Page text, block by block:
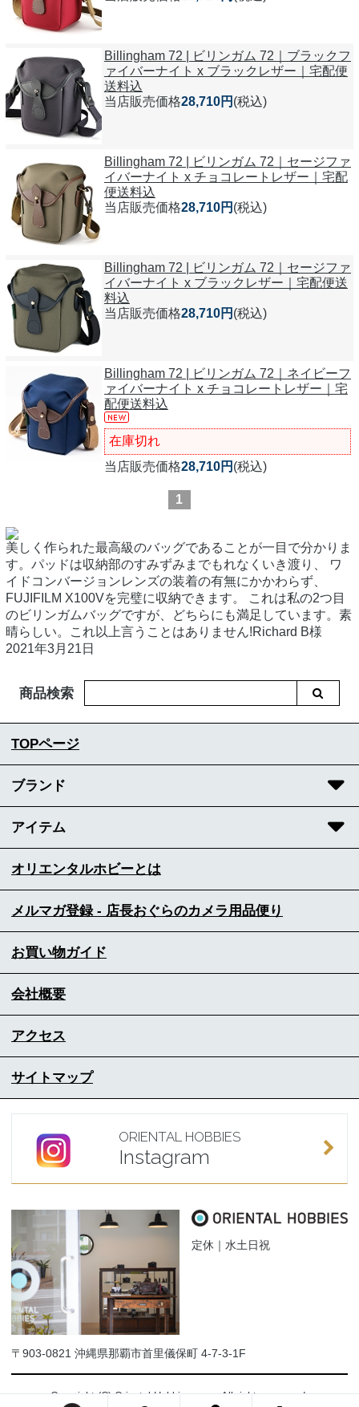
Billingham 72 | ビリンガム 72｜ブラックフ
ァイバーナイト x ブラックレザー｜宅配便
送料込
当店販売価格28,710円 (税込)
Billingham 72 | ビリンガム 72｜セージファ
イバーナイト x チョコレートレザー｜宅配
便送料込
当店販売価格28,710円 (税込)
Billingham 72 | ビリンガム 72｜セージファ
イバーナイト x ブラックレザー｜宅配便送
料込
当店販売価格28,710円 (税込)
Billingham 72 | ビリンガム 72｜ネイビーフ
ァイバーナイト x チョコレートレザー｜宅
配便送料込
在庫切れ
当店販売価格28,710円 (税込)
1
美しく作られた最高級のバッグであることが一目で分かりま
す。パッドは収納部のすみずみまでもれなくいき渡り、 ワ
イドコンバージョンレンズの装着の有無にかかわらず、
FUJIFILM X100Vを完璧に収納できます。 これは私の2つ目
のビリンガムバッグですが、どちらにも満足しています。素
晴らしい。これ以上言うことはありません!Richard B様
2021年3月21日
商品検索
TOPページ
ブランド
アイテム
オリエンタルホビーとは
メルマガ登録 - 店長おぐらのカメラ用品便り
お買い物ガイド
会社概要
アクセス
サイトマップ
ORIENTAL HOBBIES
Instagram
定休｜水土日祝
〒903-0821 沖縄県那覇市首里儀保町 4-7-3-1F
Copyright (C) Oriental-Hobbies.com. All rights reserved.